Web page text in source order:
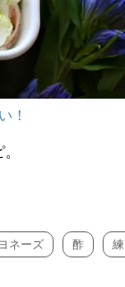
！
ネーズ 酢